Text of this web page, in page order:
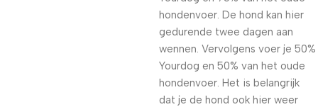
hondenvoer. De hond kan hier
gedurende twee dagen aan
wennen. Vervolgens voer je 50%
Yourdog en 50% van het oude
hondenvoer. Het is belangrijk
dat je de hond ook hier weer